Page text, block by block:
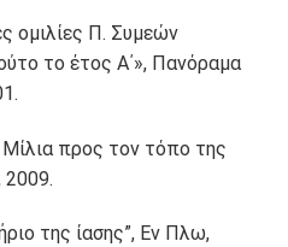
ομιλίες Π. Συμεών
το έτος Α΄», Πανόραμα
Μίλια προς τον τόπο της
2009.
της ίασης”, Εν Πλω,